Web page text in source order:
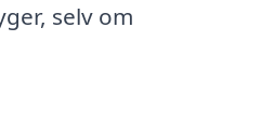
selv om